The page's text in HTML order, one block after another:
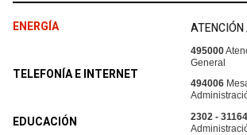
ENERGÍA
TELEFONÍA E INTERNET
EDUCACIÓN
495000
General
494006
2302 -